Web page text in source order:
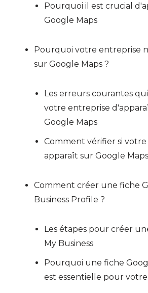
Pourquoi il est crucial
Google Maps
Pourquoi votre entreprise
sur Google Maps ?
Les erreurs courantes
votre entreprise
Google Maps
Comment vérifier si
apparaît sur Google
Comment créer une fiche
Business Profile ?
Les étapes pour créer
My Business
Pourquoi une fiche
est essentielle pour votre